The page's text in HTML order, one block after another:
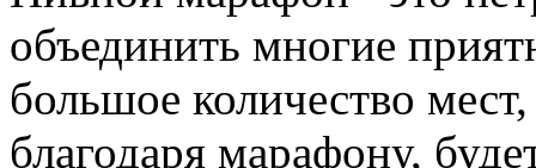
объединить многие
большое количество
благодаря марафону,